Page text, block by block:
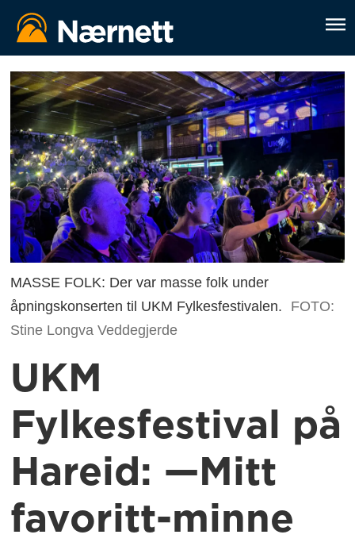
MASSE FOLK: Der var masse folk under
åpningskonserten til UKM Fylkesfestivalen.
FOTO:
Stine Longva Veddegjerde
UKM
Fylkesfestival på
Hareid: —Mitt
favoritt-minne